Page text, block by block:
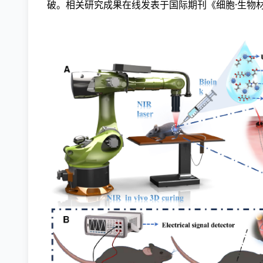
破。相关研究成果在线发表于国际期刊《细胞·生物